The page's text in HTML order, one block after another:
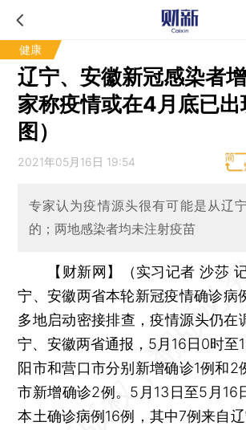
健康
辽宁、安徽新冠感染者
家称疫情或在4月底已
图）
2021年05月16日 19:54
专家认为疫情源头很有可能是从辽
的；两地感染者均未注射疫苗
【财新网】（实习记者 沙莎
宁、安徽两省本轮新冠疫情确诊病
多地启动密接排查，疫情源头仍在
宁、安徽两省通报，5月16日0时至
阳市和营口市分别新增确诊1例和2
市新增确诊2例。5月13日至5月16
本土确诊病例16例，其中7例来自